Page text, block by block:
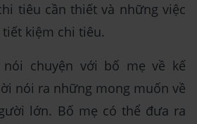
tiêu cần thiết và những việc
kiệm chi tiêu.
nói chuyện với bố mẹ về kế
nói ra những mong muốn về
lớn. Bố mẹ có thể đưa ra